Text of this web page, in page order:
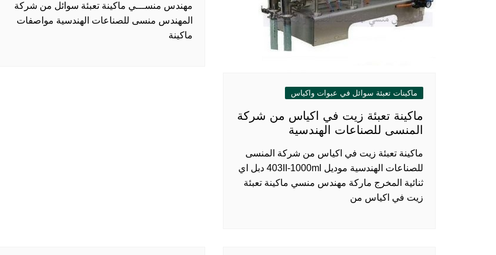
ماكينات تعبئة سوائل في عبوات واكياس
ماكينة تعبئة زيت في اكياس من شركة
المنسى للصناعات الهندسية
ماكينة تعبئة زيت في اكياس من شركة المنسى
للصناعات الهندسية موديل 403II-1000ml دبل اي
ثنائية المخرج ماركة مهندس منسي ماكينة تعبئة
زيت في اكياس من
مهندس منســـي ماكينة تعبئة سوائل من شركة
المهندس منسى للصناعات الهندسية مواصفات
ماكينة